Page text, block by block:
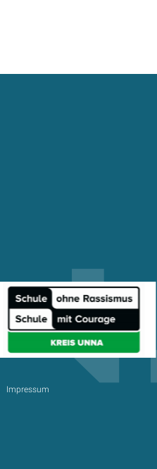
Impressum